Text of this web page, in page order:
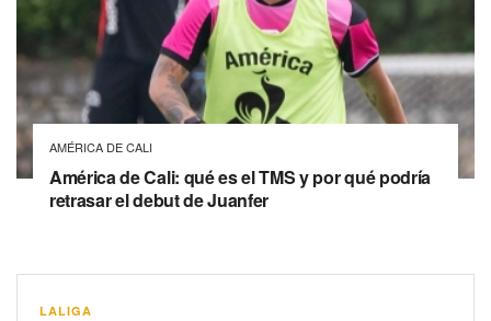
AMÉRICA DE CALI
América de Cali: qué es el TMS y por qué podría
retrasar el debut de Juanfer
LALIGA